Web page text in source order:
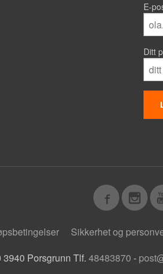
E-
Ditt
Sikkerhet og
Porsgrunn Tlf. 48483870 -